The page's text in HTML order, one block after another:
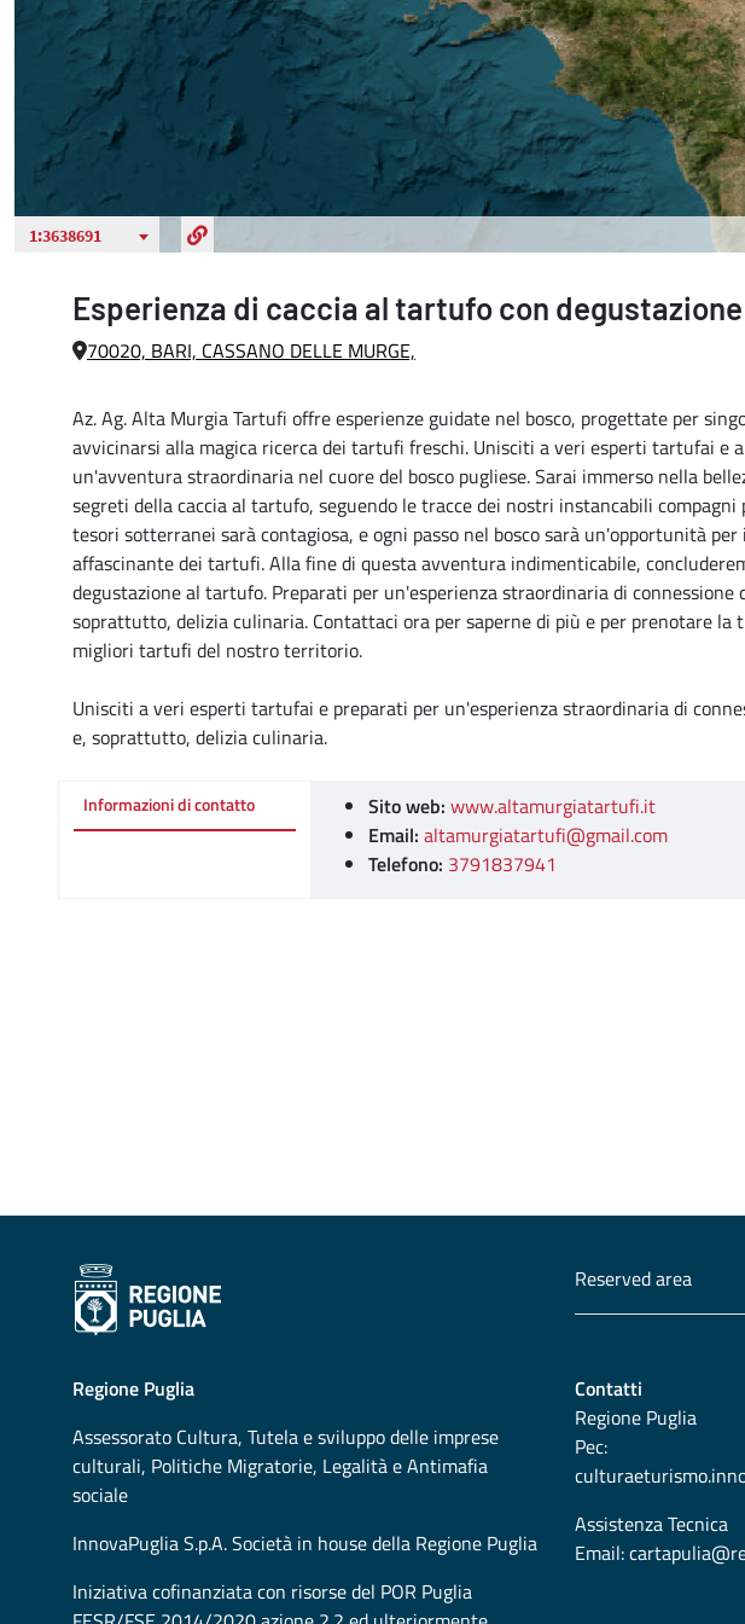
Esperienza di caccia al tartufo con degustazione
70020, BARI, CASSANO DELLE MURGE,
Az. Ag. Alta Murgia Tartufi offre esperienze guidate nel bosco, progettate per
avvicinarsi alla magica ricerca dei tartufi freschi. Unisciti a veri esperti tartufai e
un'avventura straordinaria nel cuore del bosco pugliese. Sarai immerso nella
segreti della caccia al tartufo, seguendo le tracce dei nostri instancabili compagni
tesori sotterranei sarà contagiosa, e ogni passo nel bosco sarà un'opportunità
affascinante dei tartufi. Alla fine di questa avventura indimenticabile,
degustazione al tartufo. Preparati per un'esperienza straordinaria di connessione
soprattutto, delizia culinaria. Contattaci ora per saperne di più e per prenotare la
migliori tartufi del nostro territorio.
Unisciti a veri esperti tartufai e preparati per un'esperienza straordinaria di
e, soprattutto, delizia culinaria.
Informazioni di contatto Sito web: www.altamurgiatartufi.it
Email: altamurgiatartufi@gmail.com
Telefono: 3791837941
Reserved area
Regione Puglia
Assessorato Cultura, Tutela e sviluppo delle imprese
culturali, Politiche Migratorie, Legalità e Antimafia
sociale
InnovaPuglia S.p.A. Società in house della Regione Puglia
Iniziativa cofinanziata con risorse del POR Puglia
Contatti
Regione Puglia
Pec:
Assistenza Tecnica
Email: